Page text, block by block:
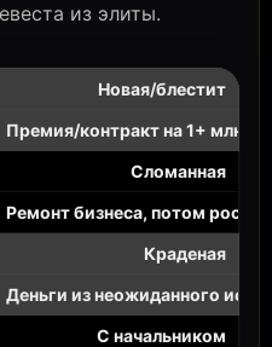
из элиты.
Новая/блестит
Премия/контракт на 1+ млн
Сломанная
Ремонт бизнеса, потом рост
Краденая
Деньги из неожиданного
С начальником